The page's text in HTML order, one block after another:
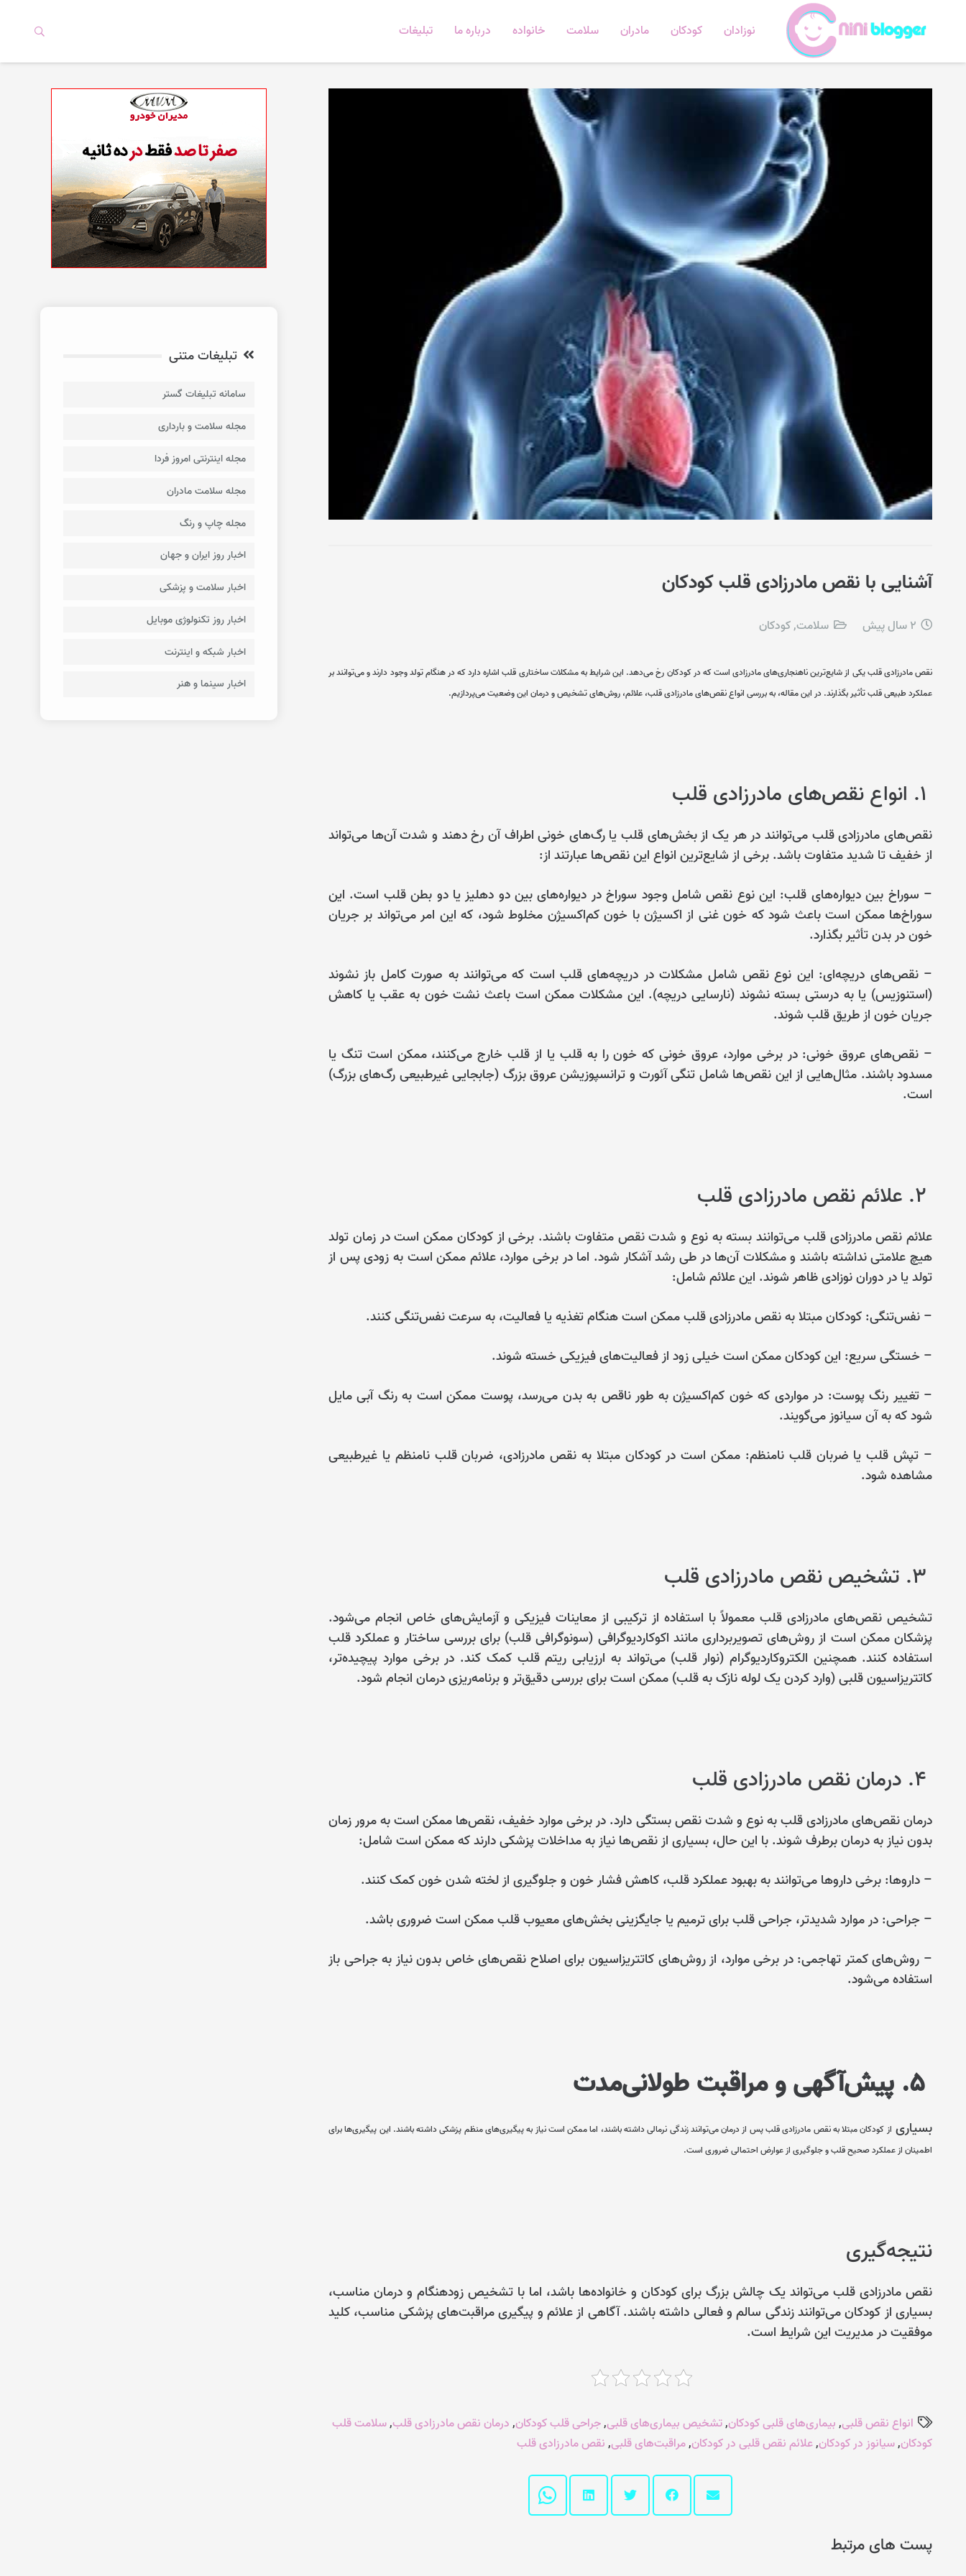
نوزادان کودکان مادران سلامت خانواده درباره ما تبلیغات
آشنایی با نقص مادرزادی قلب کودکان
2 سال پیش سلامت,کودکان
نقص مادرزادی قلب یکی از شایع‌ترین ناهنجاری‌های مادرزادی است که در کودکان رخ می‌دهد. این شرایط به مشکلات ساختاری قلب اشاره دارد که در هنگام تولد وجود دارند و می‌توانند بر
عملکرد طبیعی قلب تأثیر بگذارند. در این مقاله، به بررسی انواع نقص‌های مادرزادی قلب، علائم، روش‌های تشخیص و درمان این وضعیت می‌پردازیم.
نقص‌های مادرزادی قلب می‌توانند در هر یک از بخش‌های قلب یا رگ‌های خونی اطراف آن رخ دهند و شدت آن‌ها می‌تواند
از خفیف تا شدید متفاوت باشد. برخی از شایع‌ترین انواع این نقص‌ها عبارتند از:
– سوراخ بین دیواره‌های قلب: این نوع نقص شامل وجود سوراخ در دیواره‌های بین دو دهلیز یا دو بطن قلب است. این
سوراخ‌ها ممکن است باعث شود که خون غنی از اکسیژن با خون کم‌اکسیژن مخلوط شود، که این امر می‌تواند بر جریان
خون در بدن تأثیر بگذارد.
– نقص‌های دریچه‌ای: این نوع نقص شامل مشکلات در دریچه‌های قلب است که می‌توانند به صورت کامل باز نشوند
(استنوزیس) یا به درستی بسته نشوند (نارسایی دریچه). این مشکلات ممکن است باعث نشت خون به عقب یا کاهش
جریان خون از طریق قلب شوند.
– نقص‌های عروق خونی: در برخی موارد، عروق خونی که خون را به قلب یا از قلب خارج می‌کنند، ممکن است تنگ یا
مسدود باشند. مثال‌هایی از این نقص‌ها شامل تنگی آئورت و ترانسپوزیشن عروق بزرگ (جابجایی غیرطبیعی رگ‌های بزرگ)
است.
علائم نقص مادرزادی قلب می‌توانند بسته به نوع و شدت نقص متفاوت باشند. برخی از کودکان ممکن است در زمان تولد
هیچ علامتی نداشته باشند و مشکلات آن‌ها در طی رشد آشکار شود. اما در برخی موارد، علائم ممکن است به زودی پس از
تولد یا در دوران نوزادی ظاهر شوند. این علائم شامل:
– نفس‌تنگی: کودکان مبتلا به نقص مادرزادی قلب ممکن است هنگام تغذیه یا فعالیت، به سرعت نفس‌تنگی کنند.
– خستگی سریع: این کودکان ممکن است خیلی زود از فعالیت‌های فیزیکی خسته شوند.
– تغییر رنگ پوست: در مواردی که خون کم‌اکسیژن به طور ناقص به بدن می‌رسد، پوست ممکن است به رنگ آبی مایل
شود که به آن سیانوز می‌گویند.
– تپش قلب یا ضربان قلب نامنظم: ممکن است در کودکان مبتلا به نقص مادرزادی، ضربان قلب نامنظم یا غیرطبیعی
مشاهده شود.
تشخیص نقص‌های مادرزادی قلب معمولاً با استفاده از ترکیبی از معاینات فیزیکی و آزمایش‌های خاص انجام می‌شود.
پزشکان ممکن است از روش‌های تصویربرداری مانند اکوکاردیوگرافی (سونوگرافی قلب) برای بررسی ساختار و عملکرد قلب
استفاده کنند. همچنین الکتروکاردیوگرام (نوار قلب) می‌تواند به ارزیابی ریتم قلب کمک کند. در برخی موارد پیچیده‌تر،
کاتتریزاسیون قلبی (وارد کردن یک لوله نازک به قلب) ممکن است برای بررسی دقیق‌تر و برنامه‌ریزی درمان انجام شود.
درمان نقص‌های مادرزادی قلب به نوع و شدت نقص بستگی دارد. در برخی موارد خفیف، نقص‌ها ممکن است به مرور زمان
بدون نیاز به درمان برطرف شوند. با این حال، بسیاری از نقص‌ها نیاز به مداخلات پزشکی دارند که ممکن است شامل:
– داروها: برخی داروها می‌توانند به بهبود عملکرد قلب، کاهش فشار خون و جلوگیری از لخته شدن خون کمک کنند.
– جراحی: در موارد شدیدتر، جراحی قلب برای ترمیم یا جایگزینی بخش‌های معیوب قلب ممکن است ضروری باشد.
– روش‌های کمتر تهاجمی: در برخی موارد، از روش‌های کاتتریزاسیون برای اصلاح نقص‌های خاص بدون نیاز به جراحی باز
استفاده می‌شود.
بسیاری از کودکان مبتلا به نقص مادرزادی قلب پس از درمان می‌توانند زندگی نرمالی داشته باشند، اما ممکن است نیاز به پیگیری‌های منظم پزشکی داشته باشند. این پیگیری‌ها برای
اطمینان از عملکرد صحیح قلب و جلوگیری از عوارض احتمالی ضروری است.
نتیجه‌گیری
نقص مادرزادی قلب می‌تواند یک چالش بزرگ برای کودکان و خانواده‌ها باشد، اما با تشخیص زودهنگام و درمان مناسب،
بسیاری از کودکان می‌توانند زندگی سالم و فعالی داشته باشند. آگاهی از علائم و پیگیری مراقبت‌های پزشکی مناسب، کلید
موفقیت در مدیریت این شرایط است.
انواع نقص قلبی,بیماری‌های قلبی کودکان,تشخیص بیماری‌های قلبی,جراحی قلب کودکان,درمان نقص مادرزادی قلب,سلامت قلب
کودکان,سیانوز در کودکان,علائم نقص قلبی در کودکان,مراقبت‌های قلبی,نقص مادرزادی قلب
پست های مرتبط
تبلیغات متنی
سامانه تبلیغات گستر
مجله سلامت و بارداری
مجله اینترنتی امروز فردا
مجله سلامت مادران
مجله چاپ و رنگ
اخبار روز ایران و جهان
اخبار سلامت و پزشکی
اخبار روز تکنولوژی موبایل
اخبار شبکه و اینترنت
اخبار سینما و هنر